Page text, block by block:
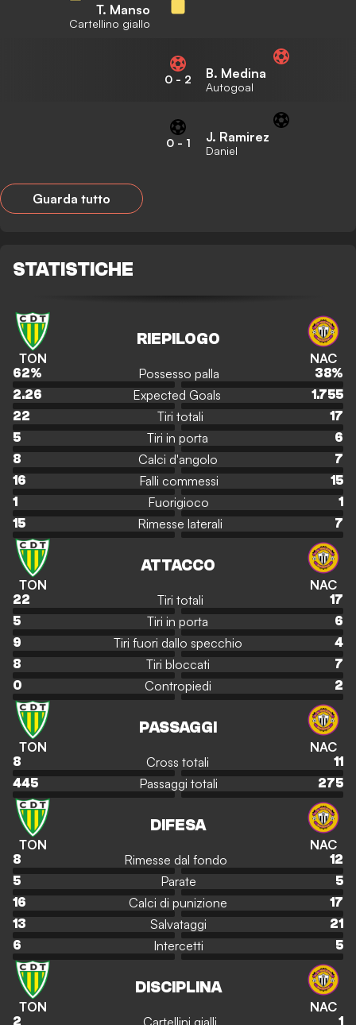
T. Manso
Cartellino giallo
0 - 2 B. Medina
Autogoal
0- 1 J. Ramirez
Daniel
Guarda tutto
STATISTICHE
TON
RIEPILOGO
NAC
62% Possesso palla 38%
2.26
Expected Goals
1.755
22
Tiri totali
17
5
Tiri in porta
6
8
Calci d'angolo
7
16
Falli commessi
15
1
Fuorigioco
1
15
Rimesse laterali 7
TON
ATTACCO
NAC
22 Tiri totali
17
5
Tiri in porta
6
9
Tiri fuori dallo specchio
4
8
Tiri bloccati
7
0
Contropiedi 2
TON
PASSAGGI
NAC
8 Cross totali
11
445
Passaggi totali 275
TON
DIFESA
NAC
8 Rimesse dal fondo
12
5
Parate
5
16
Calci di punizione
17
13
Salvataggi
21
6
Intercetti 5
TON
DISCIPLINA
NAC
2 Cartellini gialli 1